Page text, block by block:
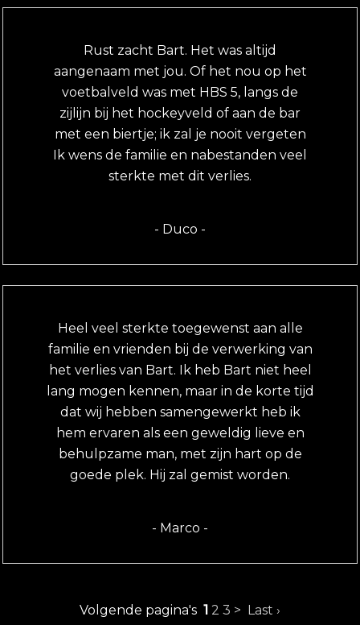
Rust zacht Bart. Het was altijd
aangenaam met jou. Of het nou op het
voetbalveld was met HBS 5, langs de
zijlijn bij het hockeyveld of aan de bar
met een biertje; ik zal je nooit vergeten
Ik wens de familie en nabestanden veel
sterkte met dit verlies.
- Duco -
Heel veel sterkte toegewenst aan alle
familie en vrienden bij de verwerking van
het verlies van Bart. Ik heb Bart niet heel
lang mogen kennen, maar in de korte tijd
dat wij hebben samengewerkt heb ik
hem ervaren als een geweldig lieve en
behulpzame man, met zijn hart op de
goede plek. Hij zal gemist worden.
- Marco -
Volgende pagina's 1 2 3 > Last ›